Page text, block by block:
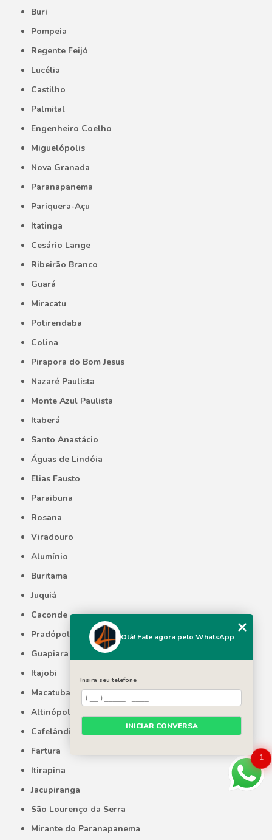
Buri
Pompeia
Regente Feijó
Lucélia
Castilho
Palmital
Engenheiro Coelho
Miguelópolis
Nova Granada
Paranapanema
Pariquera-Açu
Itatinga
Cesário Lange
Ribeirão Branco
Guará
Miracatu
Potirendaba
Colina
Pirapora do Bom Jesus
Nazaré Paulista
Monte Azul Paulista
Itaberá
Santo Anastácio
Águas de Lindóia
Elias Fausto
Paraibuna
Rosana
Viradouro
Alumínio
Buritama
Juquiá
Caconde
Pradópolis
Guapiara
Itajobi
Macatuba
Altinópolis
Cafelândia
Fartura
Itirapina
Jacupiranga
São Lourenço da Serra
Mirante do Paranapanema
1
Olá! Fale agora pelo WhatsApp
Insira seu telefone
INICIAR CONVERSA